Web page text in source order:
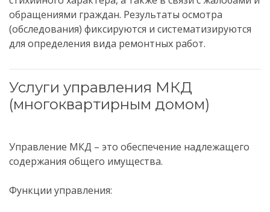
обращениями граждан. Результаты осмотра
(обследования) фиксируются и систематизируются
для определения вида ремонтных работ.
Услуги управления МКД
(многоквартирным домом)
Управление МКД – это обеспечение надлежащего
содержания общего имущества.
Функции управления: